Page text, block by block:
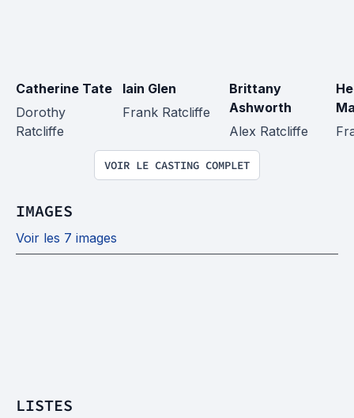
Catherine Tate
Dorothy
Ratcliffe
Iain Glen
Frank Ratcliffe
Brittany
Ashworth
Alex Ratcliffe
VOIR LE CASTING COMPLET
IMAGES
Voir les 7 images
LISTES